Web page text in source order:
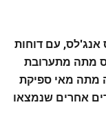
אנג'לס, עם דוחות
מתה מתערובת
מתה מאי ספיקת
אחרים שנמצאו